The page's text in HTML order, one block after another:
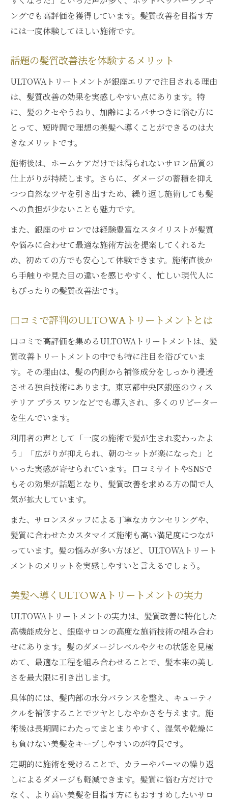
ングでも高評価を獲得しています。髪質改善を目指す方
には一度体験してほしい施術です。
話題の髪質改善法を体験するメリット
ULTOWAトリートメントが銀座エリアで注目される理由
は、髪質改善の効果を実感しやすい点にあります。特
に、髪のクセやうねり、加齢によるパサつきに悩む方に
とって、短時間で理想の美髪へ導くことができるのは大
きなメリットです。
施術後は、ホームケアだけでは得られないサロン品質の
仕上がりが持続します。さらに、ダメージの蓄積を抑え
つつ自然なツヤを引き出すため、繰り返し施術しても髪
への負担が少ないことも魅力です。
また、銀座のサロンでは経験豊富なスタイリストが髪質
や悩みに合わせて最適な施術方法を提案してくれるた
め、初めての方でも安心して体験できます。施術直後か
ら手触りや見た目の違いを感じやすく、忙しい現代人に
もぴったりの髪質改善法です。
口コミで評判のULTOWAトリートメントとは
口コミで高評価を集めるULTOWAトリートメントは、髪
質改善トリートメントの中でも特に注目を浴びていま
す。その理由は、髪の内側から補修成分をしっかり浸透
させる独自技術にあります。東京都中央区銀座のウィス
テリア プラス ワンなどでも導入され、多くのリピーター
を生んでいます。
利用者の声として「一度の施術で髪が生まれ変わったよ
う」「広がりが抑えられ、朝のセットが楽になった」と
いった実感が寄せられています。口コミサイトやSNSで
もその効果が話題となり、髪質改善を求める方の間で人
気が拡大しています。
また、サロンスタッフによる丁寧なカウンセリングや、
髪質に合わせたカスタマイズ施術も高い満足度につなが
っています。髪の悩みが多い方ほど、ULTOWAトリート
メントのメリットを実感しやすいと言えるでしょう。
美髪へ導くULTOWAトリートメントの実力
ULTOWAトリートメントの実力は、髪質改善に特化した
高機能成分と、銀座サロンの高度な施術技術の組み合わ
せにあります。髪のダメージレベルやクセの状態を見極
めて、最適な工程を組み合わせることで、髪本来の美し
さを最大限に引き出します。
具体的には、髪内部の水分バランスを整え、キューティ
クルを補修することでツヤとしなやかさを与えます。施
術後は長期間にわたってまとまりやすく、湿気や乾燥に
も負けない美髪をキープしやすいのが特長です。
定期的に施術を受けることで、カラーやパーマの繰り返
しによるダメージも軽減できます。髪質に悩む方だけで
なく、より高い美髪を目指す方にもおすすめしたいサロ